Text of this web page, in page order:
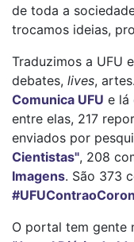
de toda a
trocamos ideias,
Traduzimos a UFU
debates, lives,
Comunica UFU e lá
entre elas, 217
enviados por
Cientistas", 208
Imagens. São 373
O portal tem gente